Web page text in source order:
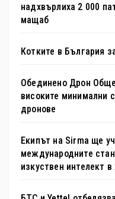
надхвърлиха 2 000
мащаб
Котките в България
Обединено Дрон
високите минимални
дронове
Екипът на Sirma ще
международните
изкуствен интелект